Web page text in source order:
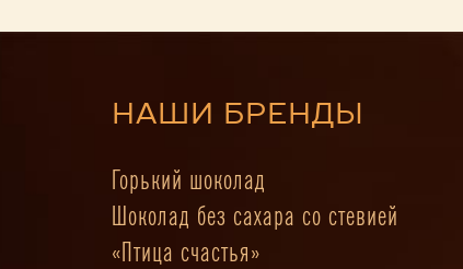
НАШИ БРЕНДЫ
Горький шоколад
Шоколад без сахара со стевией
«Птица счастья»